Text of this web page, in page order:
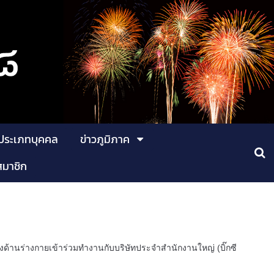
ะเภทบุคคล
ข่าวภูมิภาค
าชิก
านร่างกายเข้าร่วมทำงานกับบริษัทประจำสำนักงานใหญ่ (บิ๊กซี